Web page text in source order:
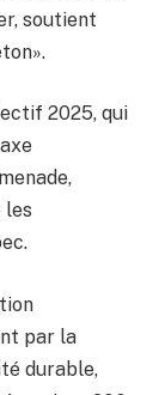
soutient
2025, qui
les
par la
durable,